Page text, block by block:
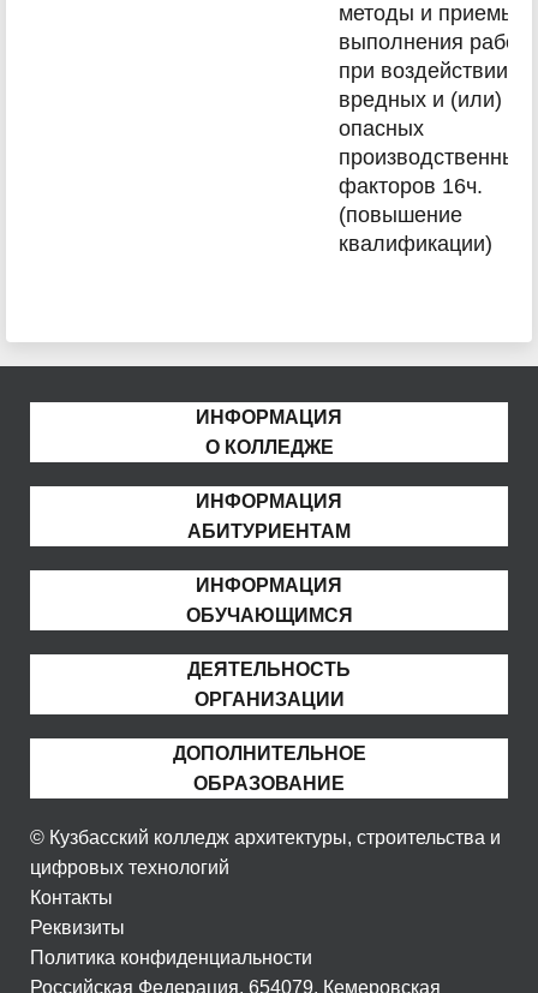
методы и приемы
выполнения работ
при воздействии
вредных и (или)
опасных
производственных
факторов 16ч.
(повышение
квалификации)
ИНФОРМАЦИЯ
О КОЛЛЕДЖЕ
ИНФОРМАЦИЯ
АБИТУРИЕНТАМ
ИНФОРМАЦИЯ
ОБУЧАЮЩИМСЯ
ДЕЯТЕЛЬНОСТЬ
ОРГАНИЗАЦИИ
ДОПОЛНИТЕЛЬНОЕ
ОБРАЗОВАНИЕ
© Кузбасский колледж архитектуры, строительства и
цифровых технологий
Контакты
Реквизиты
Политика конфиденциальности
Российская Федерация, 654079, Кемеровская